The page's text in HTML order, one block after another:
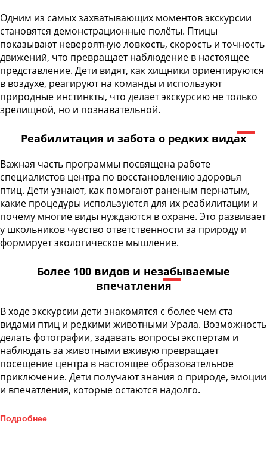
Одним из самых захватывающих моментов экскурсии
становятся демонстрационные полёты. Птицы
показывают невероятную ловкость, скорость и точность
движений, что превращает наблюдение в настоящее
представление. Дети видят, как хищники ориентируются
в воздухе, реагируют на команды и используют
природные инстинкты, что делает экскурсию не только
зрелищной, но и познавательной.
Реабилитация и забота о редких видах
Важная часть программы посвящена работе
специалистов центра по восстановлению здоровья
птиц. Дети узнают, как помогают раненым пернатым,
какие процедуры используются для их реабилитации и
почему многие виды нуждаются в охране. Это развивает
у школьников чувство ответственности за природу и
формирует экологическое мышление.
Более 100 видов и незабываемые
впечатления
В ходе экскурсии дети знакомятся с более чем ста
видами птиц и редкими животными Урала. Возможность
делать фотографии, задавать вопросы экспертам и
наблюдать за животными вживую превращает
посещение центра в настоящее образовательное
приключение. Дети получают знания о природе, эмоции
и впечатления, которые остаются надолго.
Подробнее